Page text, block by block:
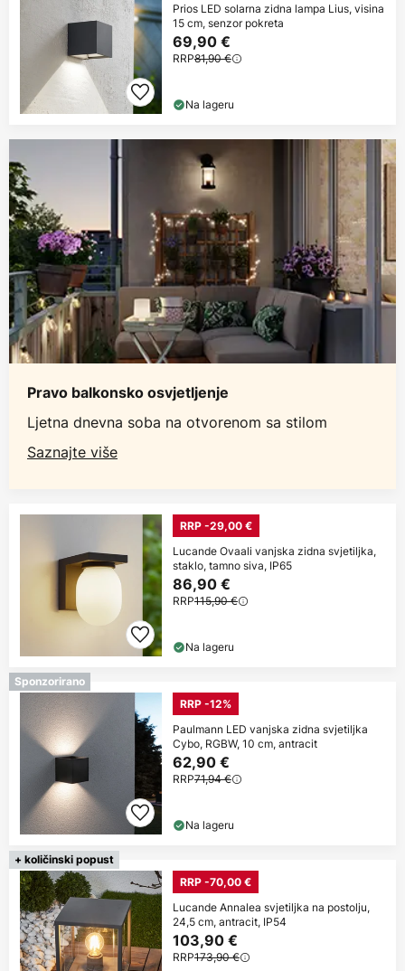
Prios LED solarna zidna lampa Lius, visina
15 cm, senzor pokreta
69,90 €
RRP81,90 €
Na lageru
Pravo balkonsko osvjetljenje
Ljetna dnevna soba na otvorenom sa stilom
Saznajte više
RRP -29,00 €
Lucande Ovaali vanjska zidna svjetiljka,
staklo, tamno siva, IP65
86,90 €
RRP115,90 €
Na lageru
Sponzorirano
RRP -12%
Paulmann LED vanjska zidna svjetiljka
Cybo, RGBW, 10 cm, antracit
62,90 €
RRP71,94 €
Na lageru
+ količinski popust
RRP -70,00 €
Lucande Annalea svjetiljka na postolju,
24,5 cm, antracit, IP54
103,90 €
RRP173,90 €